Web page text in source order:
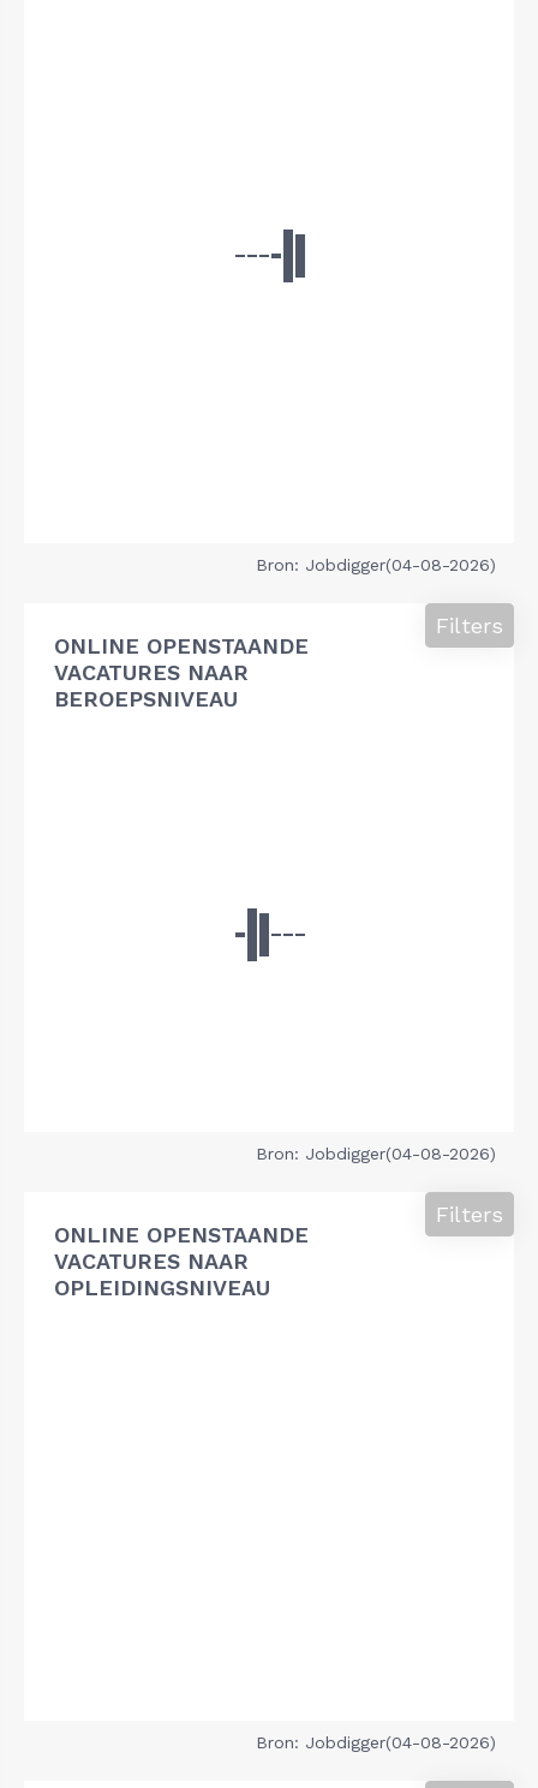
Bron: Jobdigger(04-08-2026)
ONLINE OPENSTAANDE
VACATURES NAAR
BEROEPSNIVEAU
Filters
Bron: Jobdigger(04-08-2026)
ONLINE OPENSTAANDE
VACATURES NAAR
OPLEIDINGSNIVEAU
Filters
Bron: Jobdigger(04-08-2026)